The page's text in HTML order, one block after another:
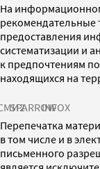
На
предоставления
систематизации и
к предпочтениям
находящихся на
SPARROWINFOX
Перепечатка
в том числе и в
письменного